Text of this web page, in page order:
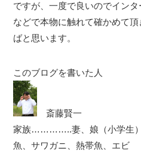
ですが、一度で良いのでイン
などで本物に触れて確かめて
ばと思います。
このブログを書いた人
斎藤賢一
家族…………..妻、娘（小学生）
魚、サワガニ、熱帯魚、エビ